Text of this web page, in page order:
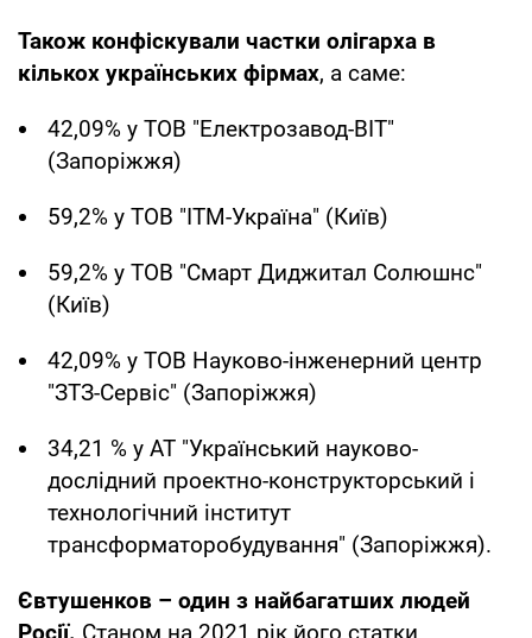
Також конфіскували частки олігарха в
кількох українських фірмах, а саме:
42,09% у ТОВ "Електрозавод-ВІТ"
(Запоріжжя)
59,2% у ТОВ "ІТМ-Україна" (Київ)
59,2% у ТОВ "Смарт Диджитал Солюшнс"
(Київ)
42,09% у ТОВ Науково-інженерний центр
"ЗТЗ-Сервіс" (Запоріжжя)
34,21 % у АТ "Український науково-
дослідний проектно-конструкторський і
технологічний інститут
трансформаторобудування" (Запоріжжя).
Євтушенков – один з найбагатших людей
Росії. Станом на 2021 рік його статки